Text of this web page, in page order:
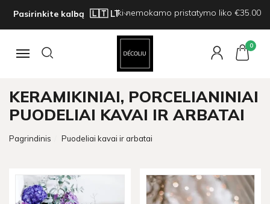
Pasirinkite kalbą Iki nemokamo pristatymo liko €35.00
Navigacija
0
KERAMIKINIAI, PORCELIANINIAI
PUODELIAI KAVAI IR ARBATAI
Pagrindinis Puodeliai kavai ir arbatai